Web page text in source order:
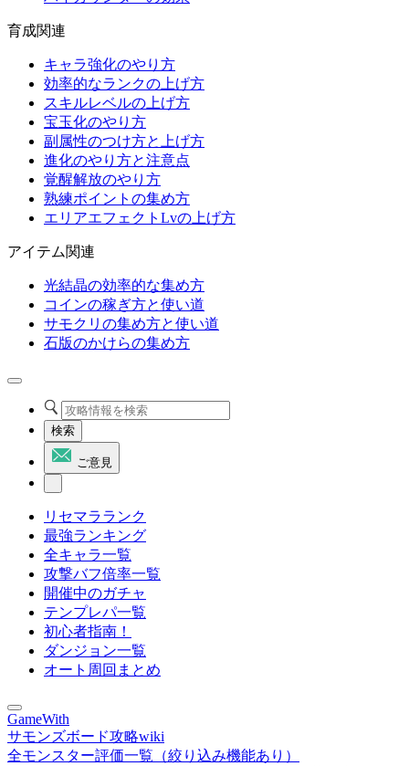
育成関連
キャラ強化のやり方
効率的なランクの上げ方
スキルレベルの上げ方
宝玉化のやり方
副属性のつけ方と上げ方
進化のやり方と注意点
覚醒解放のやり方
熟練ポイントの集め方
エリアエフェクトLvの上げ方
アイテム関連
光結晶の効率的な集め方
コインの稼ぎ方と使い道
サモクリの集め方と使い道
石版のかけらの集め方
検索
ご意見
リセマラランク
最強ランキング
全キャラ一覧
攻撃バフ倍率一覧
開催中のガチャ
テンプレパ一覧
初心者指南！
ダンジョン一覧
オート周回まとめ
GameWith
サモンズボード攻略wiki
全モンスター評価一覧（絞り込み機能あり）